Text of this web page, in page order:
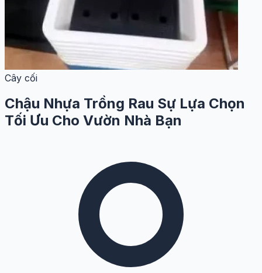
Cây cối
Chậu Nhựa Trồng Rau Sự Lựa Chọn
Tối Ưu Cho Vườn Nhà Bạn